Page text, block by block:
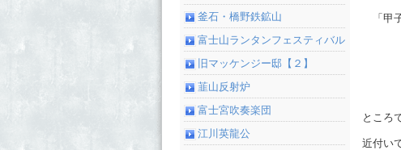
「甲
甲子
ところ
近付い
釜石・橋野鉄鉱山
富士山ランタンフェスティバル
旧マッケンジー邸【２】
韮山反射炉
富士宮吹奏楽団
江川英龍公